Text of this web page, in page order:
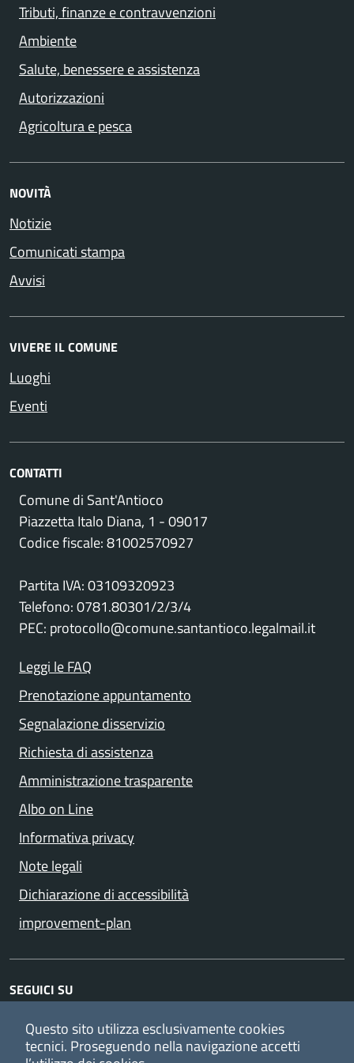
Questo sito utilizza esclusivamente cookies
tecnici. Proseguendo nella navigazione accetti
Tributi, finanze e contravvenzioni
Ambiente
Salute, benessere e assistenza
Autorizzazioni
Agricoltura e pesca
NOVITÀ
Notizie
Comunicati stampa
Avvisi
VIVERE IL COMUNE
Luoghi
Eventi
CONTATTI
Comune di Sant'Antioco
Piazzetta Italo Diana, 1 - 09017
Codice fiscale: 81002570927
Partita IVA: 03109320923
Telefono: 0781.80301/2/3/4
PEC: protocollo@comune.santantioco.legalmail.it
Leggi le FAQ
Prenotazione appuntamento
Segnalazione disservizio
Richiesta di assistenza
Amministrazione trasparente
Albo on Line
Informativa privacy
Note legali
Dichiarazione di accessibilità
improvement-plan
SEGUICI SU
FacebookYouTubeInstagram